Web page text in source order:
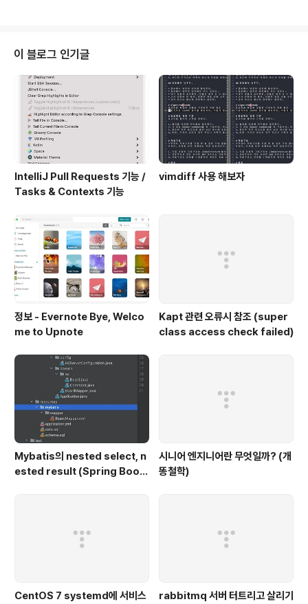
이 블로그 인기글
IntelliJ Pull Requests 기능 /
Tasks & Contexts 기능
vimdiff 사용 해보자
정보 - Evernote Bye, Welco
me to Upnote
Kapt 관련 오류시 참조 (super
class access check failed)
Mybatis의 nested select, n
ested result (Spring Boot,
시니어 엔지니어란 무엇일까? (개
똥철학)
CentOS 7 systemd에 서비스 rabbitmq 서버 터트리고 살리기